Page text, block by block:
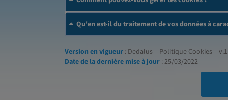
Qu'en est-il du traitement de vos données à
Version en vigueur : Dedalus – Politique Cookies –
Date de la dernière mise à jour : 25/03/2022